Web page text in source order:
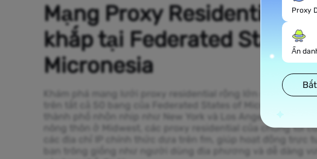
Mạng Proxy Residential
khắp tại Federated States of
Micronesia
Khám phá mạng lưới proxy residential rộng lớn của chúng
trên tất cả 50 bang của Federated States of Micronesia. Từ
thành phố nhộn nhịp như New York và Los Angeles đến
nông thôn ở Midwest, các proxy residential của chúng tôi
các địa chỉ IP chính thức dựa trên fm, giúp hoạt động trực
bạn trông giống như người dùng địa phương và dễ dàng
Proxy
Ẩn